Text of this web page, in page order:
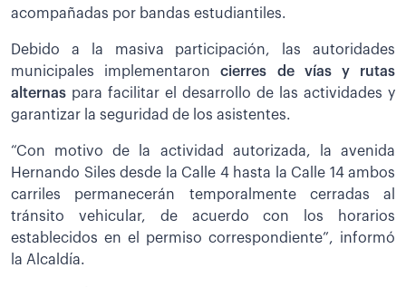
acompañadas por bandas estudiantiles.
Debido a la masiva participación, las autoridades
municipales implementaroncierres de vías y rutas
alternas para facilitar el desarrollo de las actividades y
garantizar la seguridad de los asistentes.
“Con motivo de la actividad autorizada, la avenida
Hernando Siles desde la Calle 4 hasta la Calle 14 ambos
carriles permanecerán temporalmente cerradas al
tránsito vehicular, de acuerdo con los horarios
establecidos en el permiso correspondiente”, informó
la Alcaldía.